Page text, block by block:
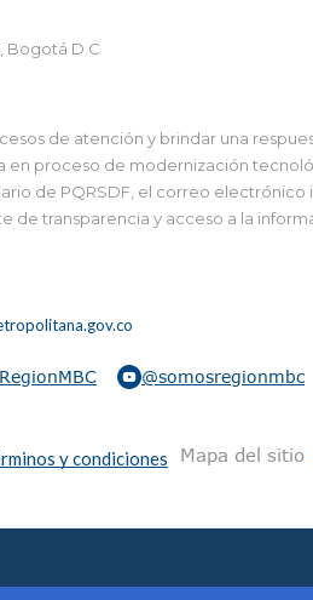
Bogotá D.C
de atención y brindar una
proceso de modernización
de PQRSDF, el correo
de transparencia y acceso a la
@somosregionmbc
y condiciones Mapa del sitio